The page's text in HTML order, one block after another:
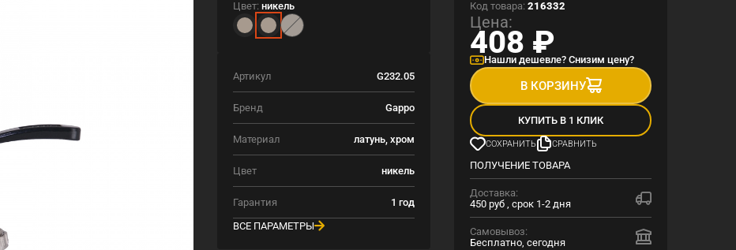
Цвет: никель
Артикул G232.05
Бренд Gappo
Материал латунь, хром
Цвет никель
Гарантия
1 год
ВСЕ ПАРАМЕТРЫ
Код товара: 216332
Цена:
408 ₽
Нашли дешевле? Снизим цену?
В КОРЗИНУ
КУПИТЬ В 1 КЛИК
СОХРАНИТЬ СРАВНИТЬ
ПОЛУЧЕНИЕ ТОВАРА
Доставка:
450 руб , срок 1-2 дня
Самовывоз:
Бесплатно, сегодня